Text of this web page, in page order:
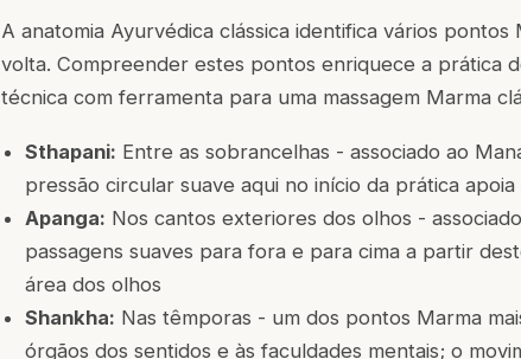
A anatomia Ayurvédica clássica identifica vários
volta. Compreender estes pontos enriquece a prática
técnica com ferramenta para uma massagem Marma
Sthapani: Entre as sobrancelhas - associado ao
pressão circular suave aqui no início da prática
Apanga: Nos cantos exteriores dos olhos -
passagens suaves para fora e para cima a partir
área dos olhos
Shankha: Nas têmporas - um dos pontos Marma
órgãos dos sentidos e às faculdades mentais; o